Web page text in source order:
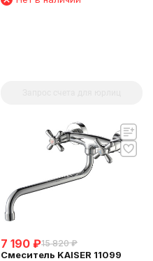
7 190 ₽15 820 ₽
Смеситель KAISER 11099